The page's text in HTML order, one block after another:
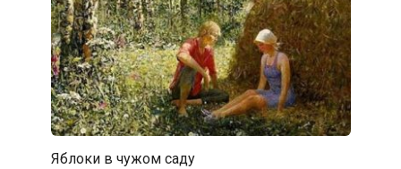
Яблоки в чужом саду